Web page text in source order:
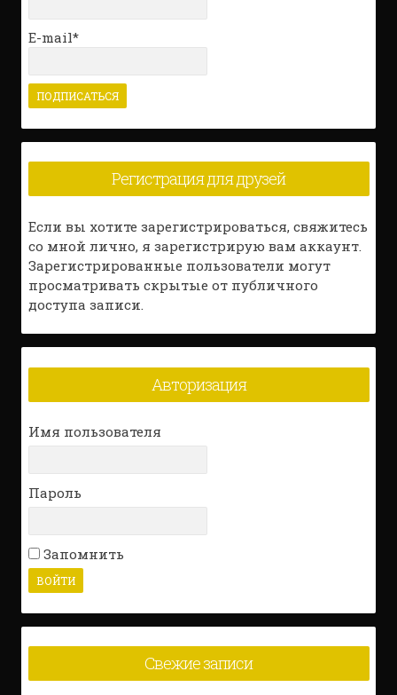
E-mail*
Регистрация для друзей
Если вы хотите зарегистрироваться, свяжитесь
со мной лично, я зарегистрирую вам аккаунт.
Зарегистрированные пользователи могут
просматривать скрытые от публичного
доступа записи.
Авторизация
Имя пользователя
Пароль
Запомнить
Свежие записи